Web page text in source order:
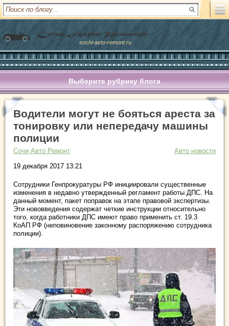
sochi-avto-remont.ru
Выберите рубрику блога
Водители могут не бояться ареста за
тонировку или непередачу машины
полиции
Сочи Авто Ремонт
Авто новости
19 декабря 2017 13:21
Сотрудники Генпрокуратуры РФ инициировали существенные
изменения в недавно утвержденный регламент работы ДПС. На
данный момент, пакет поправок на этапе правовой экспертизы.
Эти нововведения содержат четкие инструкции относительно
того, когда работники ДПС имеют право применить ст. 19.3
КоАП РФ (неповиновение законному распоряжению сотрудника
полиции).